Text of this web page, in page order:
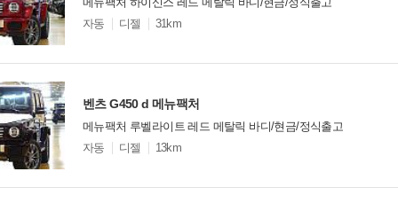
모
션
자동 디젤 31km
벤츠 G450 d 메뉴팩처
메뉴팩처 루벨라이트 레드 메탈릭 바디/현금/정식출고
모
션
자동 디젤 13km